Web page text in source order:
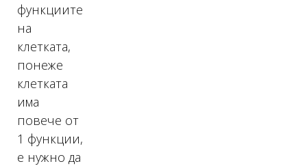
функциите
на
клетката,
понеже
клетката
има
повече от
1 функции,
е нужно да